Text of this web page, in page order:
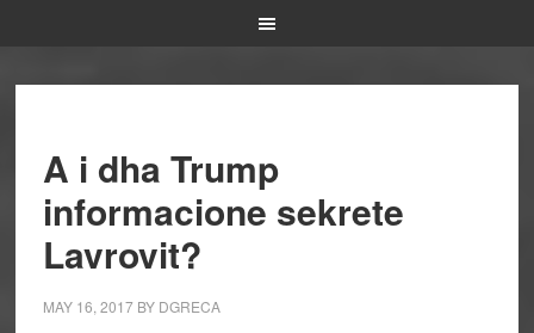
A i dha Trump
informacione sekrete
Lavrovit?
MAY 16, 2017BY DGRECA